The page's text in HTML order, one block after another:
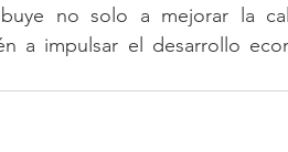
no solo a mejorar la
a impulsar el desarrollo